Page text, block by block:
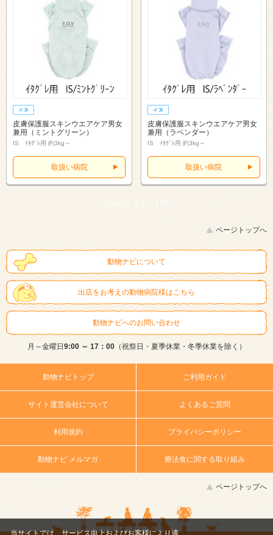
皮膚保護服スキンウエアケア男女
兼用（ミントグリーン）
IS ｲﾀｸﾞﾚ用 約3kg～
取扱い病院
皮膚保護服スキンウエアケア男女
兼用（ラベンダー）
IS ｲﾀｸﾞﾚ用 約3kg～
取扱い病院
スマートフォン | PC
ページトップへ
動物ナビについて
出店をお考えの動物病院様はこちら
動物ナビへのお問い合わせ
月～金曜日9:00 ～ 17：00（祝祭日・夏季休業・冬季休業を除く）
動物ナビトップ ご利用ガイド
サイト運営会社について よくあるご質問
利用規約 プライバシーポリシー
動物ナビ メルマガ 療法食に関する取り組み
ページトップへ